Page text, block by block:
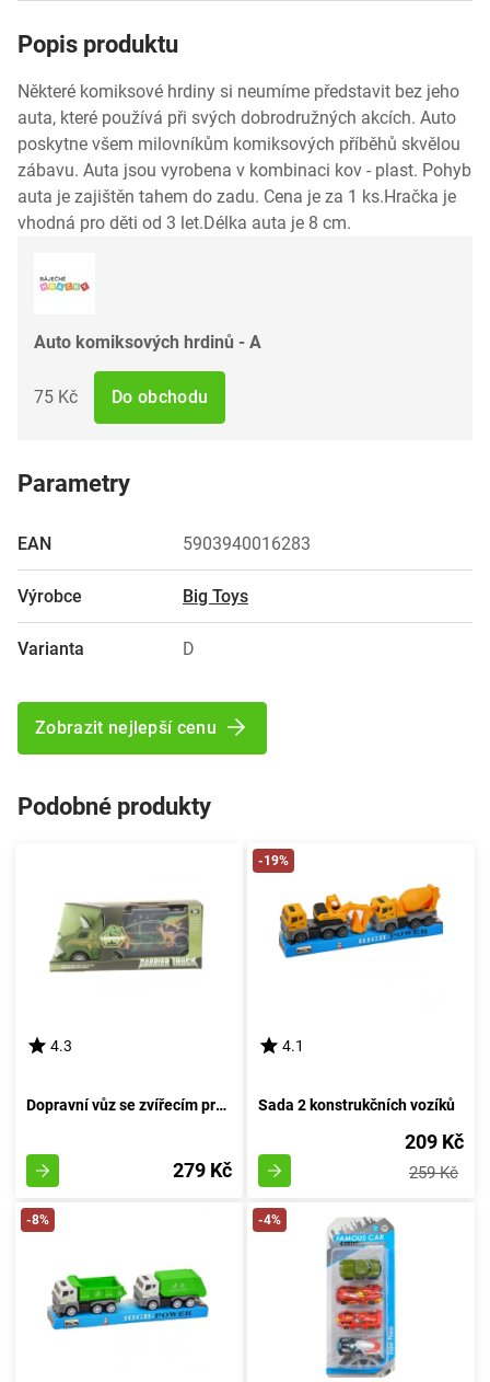
Popis produktu
Některé komiksové hrdiny si neumíme představit bez jeho
auta, které používá při svých dobrodružných akcích. Auto
poskytne všem milovníkům komiksových příběhů skvělou
zábavu. Auta jsou vyrobena v kombinaci kov - plast. Pohyb
auta je zajištěn tahem do zadu. Cena je za 1 ks.Hračka je
vhodná pro děti od 3 let.Délka auta je 8 cm.
Auto komiksových hrdinů - A
75 Kč Do obchodu
Parametry
EAN 5903940016283
Výrobce Big Toys
Varianta D
Zobrazit nejlepší cenu
Podobné produkty
4.3
Dopravní vůz se zvířecím prehistorickým tvorem
279 Kč
-19%
4.1
Sada 2 konstrukčních vozíků
209 Kč
259 Kč
-8% -4%